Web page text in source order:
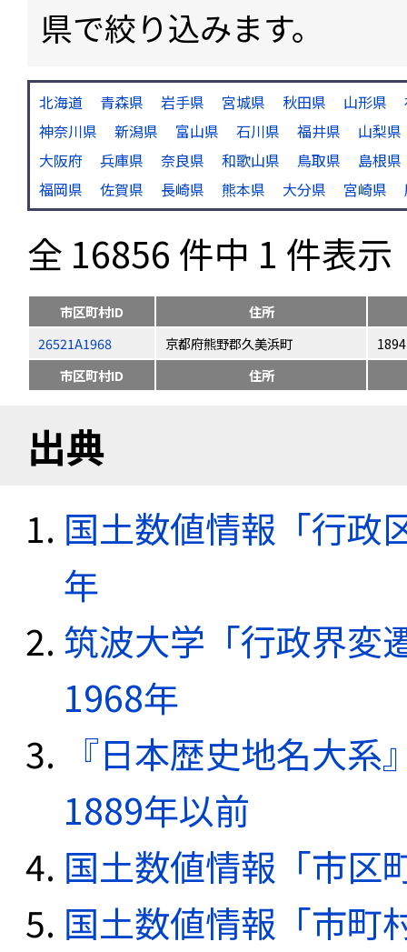
県で絞り込みます。
北海道 青森県 岩手県 宮城県 秋田県 山形県
神奈川県
新潟県 富山県 石川県 福井県
山梨県
大阪府
兵庫県 奈良県 和歌山県 鳥取県
島根県
福岡県
佐賀県 長崎県 熊本県 大分県 宮崎県
全 16856 件中 1 件表示
市区町村ID
住所
26521A1968
京都府熊野郡久美浜町
市区町村ID
住所
出典
国土数値情報「行政
年
筑波大学「行政界変
1968年
『日本歴史地名大
1889年以前
国土数値情報「市区
国土数値情報「市町